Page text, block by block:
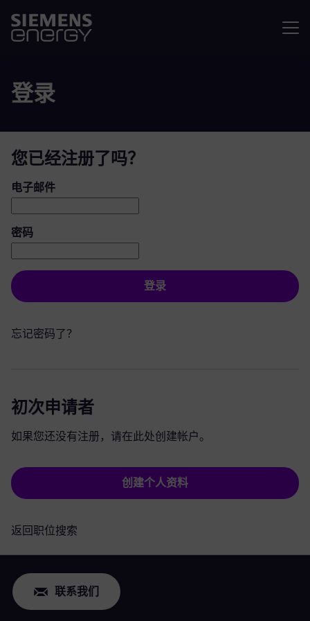
登录
您已经注册了吗？
登录：用户和密码
电子邮件
密码
登录
忘记密码了？
初次申请者
如果您还没有注册，请在此处创建帐户。
创建个人资料
返回职位搜索
联系我们